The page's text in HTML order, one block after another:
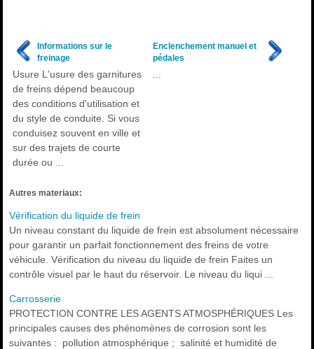
Informations sur le
freinage
Usure L'usure des garnitures
de freins dépend beaucoup
des conditions d'utilisation et
du style de conduite. Si vous
conduisez souvent en ville et
sur des trajets de courte
durée ou ...
Enclenchement manuel et
pédales
Autres materiaux:
Vérification du liquide de frein
Un niveau constant du liquide de frein est absolument nécessaire
pour garantir un parfait fonctionnement des freins de votre
véhicule. Vérification du niveau du liquide de frein Faites un
contrôle visuel par le haut du réservoir. Le niveau du liqui ...
Carrosserie
PROTECTION CONTRE LES AGENTS ATMOSPHÉRIQUES Les
principales causes des phénomènes de corrosion sont les
suivantes : pollution atmosphérique ; salinité et humidité de